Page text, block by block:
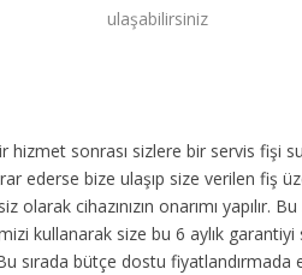
ulaşabilirsiniz
hizmet sonrası sizlere bir servis fişi
ederse bize ulaşıp size verilen fiş
olarak cihazınızın onarımı
kullanarak size bu 6 aylık
sırada bütçe dostu